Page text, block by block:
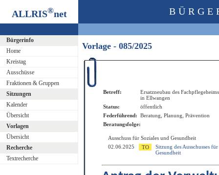
ALLRIS®net
Bürgerinfo
Home
Kreistag
Ausschüsse
Fraktionen & Gruppen
Sitzungen
Kalender
Übersicht
Vorlagen
Übersicht
Recherche
Textrecherche
Vorlage - 085/2025
Betreff:
Ersatzneubau des
in Ellwangen
Status:
öffentlich
Federführend: Beratung, Planung, Prävention
Beratungsfolge:
Ausschuss für Soziales und Gesundheit
02.06.2025
Sitzung des Ausschusses
Gesundheit